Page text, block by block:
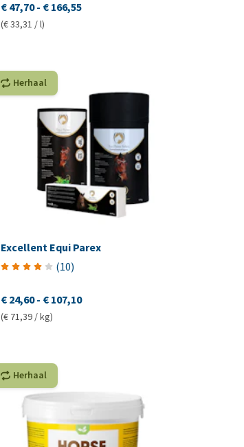
€ 47,70- € 166,55
(€ 33,31 / l)
Herhaal
Excellent Equi Parex
(10)
€ 24,60- € 107,10
(€ 71,39 / kg)
Herhaal